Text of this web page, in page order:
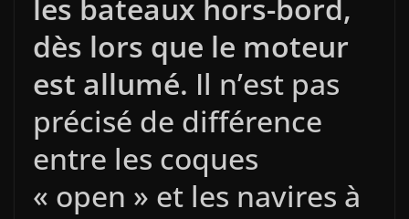
les bateaux hors-bord,
dès lors que le moteur
est allumé. Il n’est pas
précisé de différence
entre les coques
« open » et les navires à